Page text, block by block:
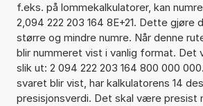
f.eks. på lommekalkulatorer, kan
2,094 222 203 164 8E+21. Dette gjøre
større og mindre numre. Når denne
blir nummeret vist i vanlig format. Det
slik ut: 2 094 222 203 164 800 000
svaret blir vist, har kalkulatorens 14
presisjonsverdi. Det skal være presist